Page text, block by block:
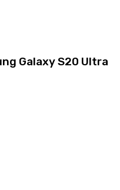
Galaxy S20 Ultra